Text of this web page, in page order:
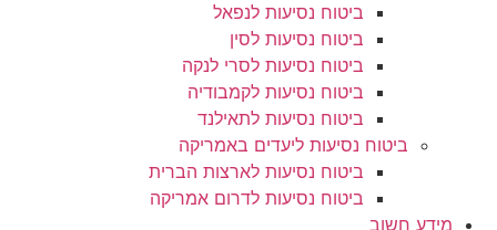
ביטוח נסיעות לנפאל
ביטוח נסיעות לסין
ביטוח נסיעות לסרי לנקה
ביטוח נסיעות לקמבודיה
ביטוח נסיעות לתאילנד
ביטוח נסיעות ליעדים באמריקה
ביטוח נסיעות לארצות הברית
ביטוח נסיעות לדרום אמריקה
מידע חשוב